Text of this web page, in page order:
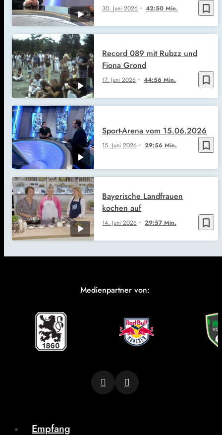
bookmark_border
30. Juni 2026 42:50 Min.
bookmark_border
17. Juni 2026 44:56 Min.
Record 089 mit Rubzz und
Fiona Grond
bookmark_border
15. Juni 2026 29:56 Min.
Sport-Arena vom 15.06.2026
bookmark_border
14. Juni 2026 29:57 Min.
Bayerische Landfrauen
kochen auf
Medienpartner von:
Empfang